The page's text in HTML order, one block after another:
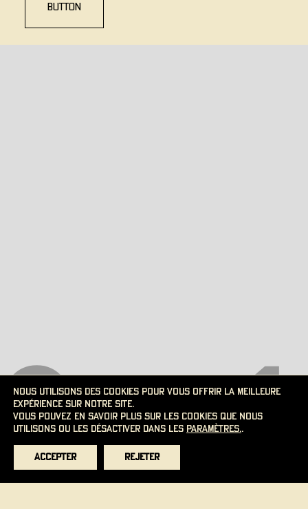
BUTTON
Nous utilisons des cookies pour vous offrir la meilleure
expérience sur notre site.
Vous pouvez en savoir plus sur les cookies que nous
utilisons ou les désactiver dans les paramètres..
Accepter Rejeter